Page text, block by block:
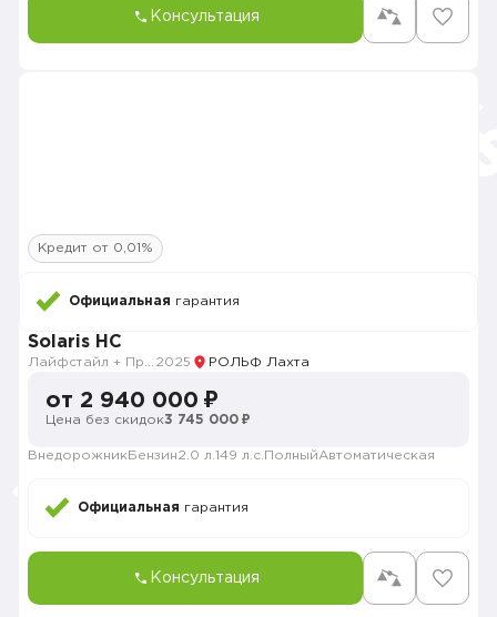
Консультация
Кредит от 0,01%
Официальная гарантия
Solaris HC
2025 РОЛЬФ Лахта
от 2 940 000 ₽
Цена без скидок3 745 000 ₽
Внедорожник Бензин2.0 л. 149 л.с. ПолныйАвтоматическая
Официальная гарантия
Консультация